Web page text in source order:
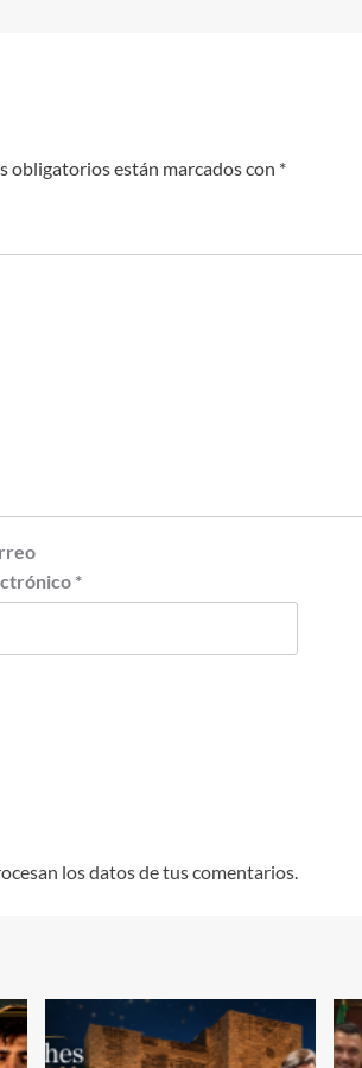
obligatorios están marcados con *
*
los datos de tus comentarios.